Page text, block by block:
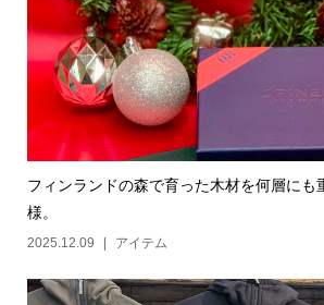
フィンランドの森で育った木材を何層にも
様。
2025.12.09 アイテム